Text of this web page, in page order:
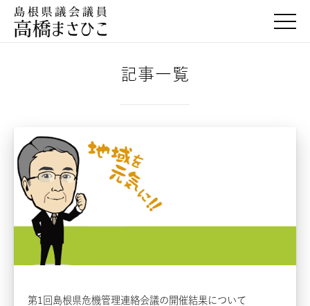
記事一覧
第1回島根県危機管理連絡会議の開催結果について